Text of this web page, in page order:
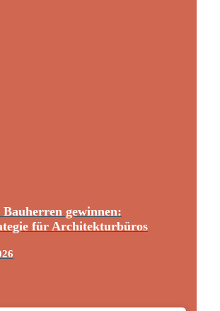
gewinnen:
für Architekturbüros